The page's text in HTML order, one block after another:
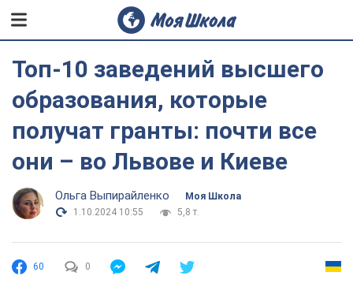
Топ-10 заведений высшего
образования, которые
получат гранты: почти все
они – во Львове и Киеве
Ольга Выпирайленко
Моя Школа
1.10.2024 10:55
5,8 т.
60 0